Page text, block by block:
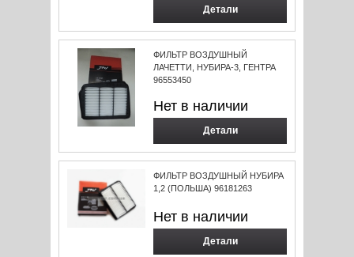
Детали
ФИЛЬТР ВОЗДУШНЫЙ
ЛАЧЕТТИ, НУБИРА-3, ГЕНТРА
96553450
Нет в наличии
Детали
ФИЛЬТР ВОЗДУШНЫЙ НУБИРА
1,2 (ПОЛЬША) 96181263
Нет в наличии
Детали